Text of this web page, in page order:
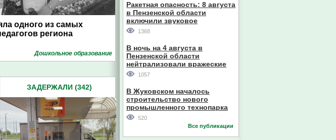
одного из самых
региона
Дошкольное образование
ЗАДЕРЖАЛИ (342)
Ракетная опасность: 8 августа
в Пензенской области
включили звуковое
оповещение
1368
В ночь на 4 августа в
Пензенской области
нейтрализовали вражеские
дроны
1057
В Жуковском началось
строительство нового
промышленного технопарка
520
Все публикации